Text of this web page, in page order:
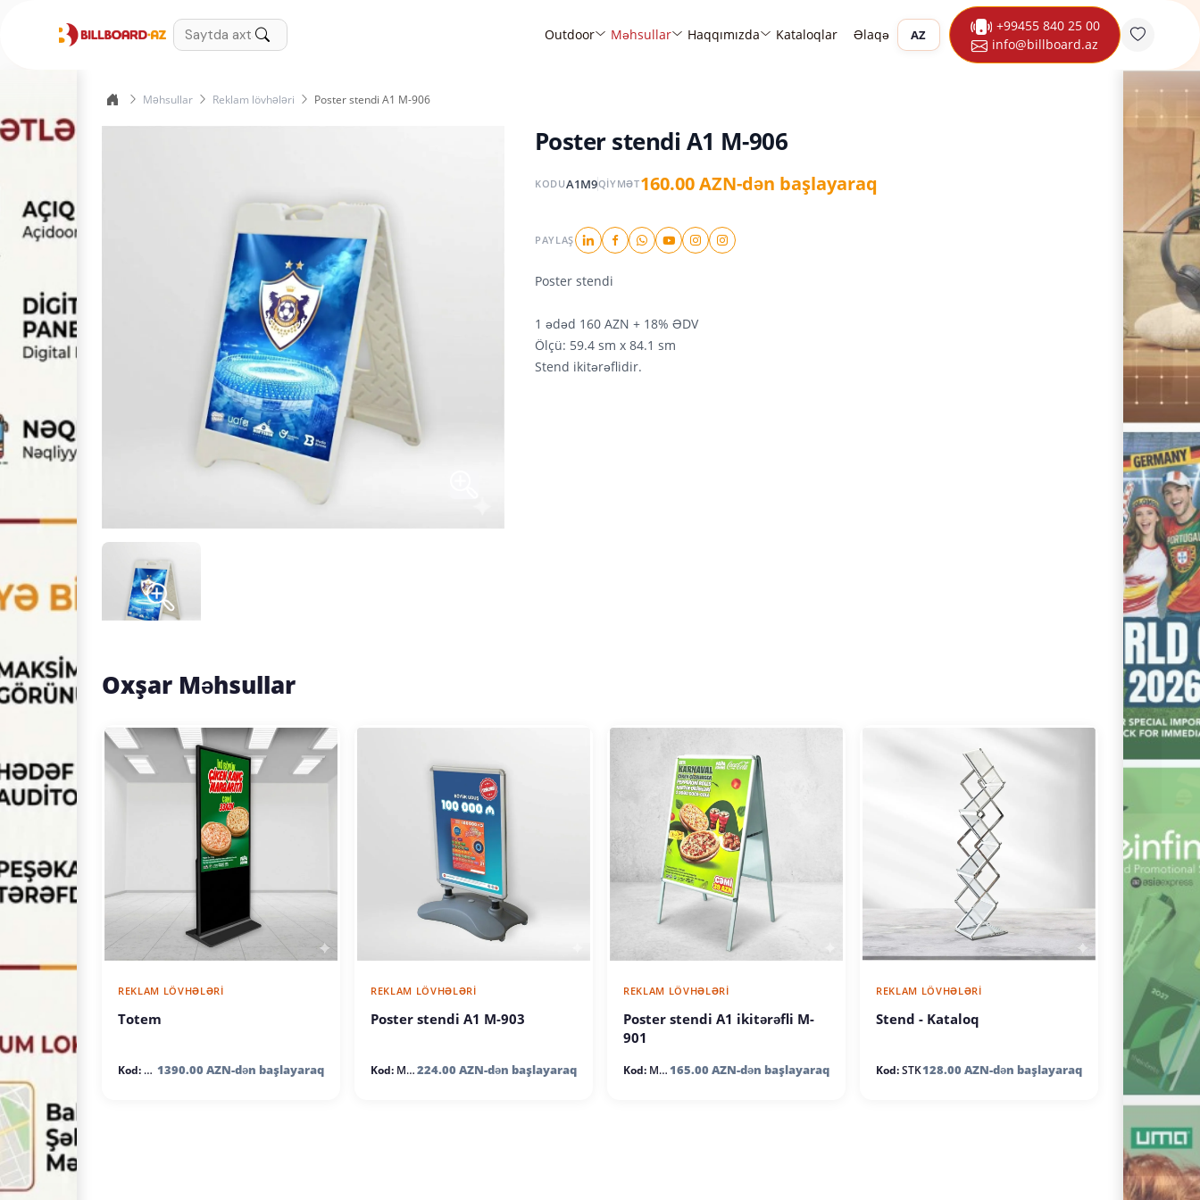
Outdoor Məhsullar Haqqımızda Kataloqlar Əlaqə AZ
+99455 840 25 00
info@billboard.az
Məhsullar Reklam lövhələri Poster stendi A1 M-906
Poster stendi A1 M-906
KODUA1M9QIYMƏT160.00 AZN-dən başlayaraq
PAYLAŞ
Poster stendi
1 ədəd 160 AZN + 18% ƏDV
Ölçü: 59.4 sm x 84.1 sm
Stend ikitərəflidir.
Oxşar Məhsullar
REKLAM LÖVHƏLƏRI
Totem
Kod: 1390.00 AZN-dən başlayaraq
REKLAM LÖVHƏLƏRI
Poster stendi A1 M-903
Kod: M903 224.00 AZN-dən başlayaraq
REKLAM LÖVHƏLƏRI
Poster stendi A1 ikitərəfli M-
901
Kod: M901 165.00 AZN-dən başlayaraq
REKLAM LÖVHƏLƏRI
Stend - Kataloq
Kod:STK128.00 AZN-dən başlayaraq